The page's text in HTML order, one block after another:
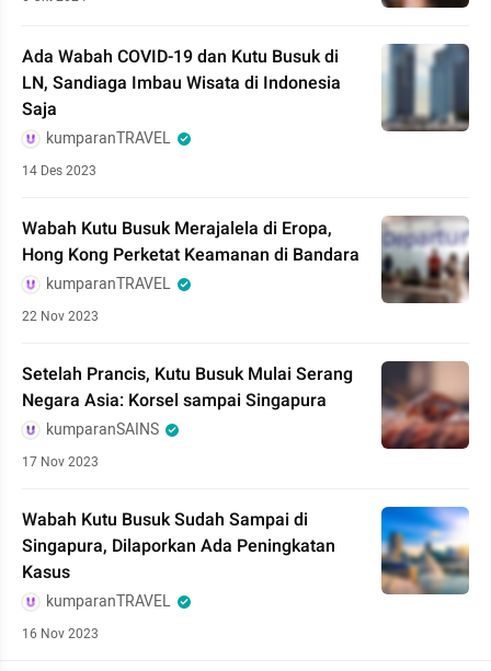
Ada Wabah COVID-19 dan Kutu Busuk di
LN, Sandiaga Imbau Wisata di Indonesia
Saja
kumparanTRAVEL
14 Des 2023
Wabah Kutu Busuk Merajalela di Eropa,
Hong Kong Perketat Keamanan di Bandara
kumparanTRAVEL
22 Nov 2023
Setelah Prancis, Kutu Busuk Mulai Serang
Negara Asia: Korsel sampai Singapura
kumparanSAINS
17 Nov 2023
Wabah Kutu Busuk Sudah Sampai di
Singapura, Dilaporkan Ada Peningkatan
Kasus
kumparanTRAVEL
16 Nov 2023